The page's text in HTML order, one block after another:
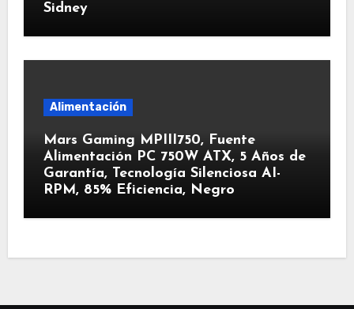
Sidney
Alimentación
Mars Gaming MPIII750, Fuente
Alimentación PC 750W ATX, 5 Años de
Garantía, Tecnología Silenciosa AI-
RPM, 85% Eficiencia, Negro